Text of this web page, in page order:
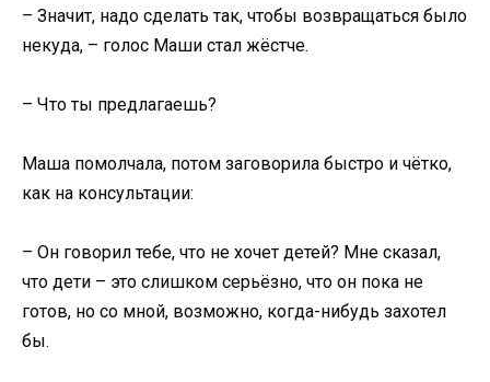
– Значит, надо сделать так, чтобы возвращаться было
некуда, – голос Маши стал жёстче.
– Что ты предлагаешь?
Маша помолчала, потом заговорила быстро и чётко,
как на консультации:
– Он говорил тебе, что не хочет детей? Мне сказал,
что дети – это слишком серьёзно, что он пока не
готов, но со мной, возможно, когда-нибудь захотел
бы.